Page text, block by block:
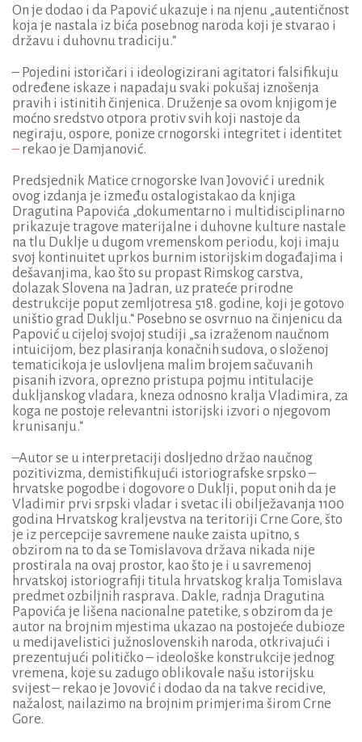
On je dodao i da Papović ukazuje i na njenu „autentičnost
koja je nastala iz bića posebnog naroda koji je stvarao i
državu i duhovnu tradiciju.“
– Pojedini istoričari i ideologizirani agitatori falsifikuju
određene iskaze i napadaju svaki pokušaj iznošenja
pravih i istinitih činjenica. Druženje sa ovom knjigom je
moćno sredstvo otpora protiv svih koji nastoje da
negiraju, ospore, ponize crnogorski integritet i identitet
– rekao je Damjanović.
Predsjednik Matice crnogorske Ivan Jovović i urednik
ovog izdanja je između ostalogistakao da knjiga
Dragutina Papovića „dokumentarno i multidisciplinarno
prikazuje tragove materijalne i duhovne kulture nastale
na tlu Duklje u dugom vremenskom periodu, koji imaju
svoj kontinuitet uprkos burnim istorijskim događajima i
dešavanjima, kao što su propast Rimskog carstva,
dolazak Slovena na Jadran, uz prateće prirodne
destrukcije poput zemljotresa 518. godine, koji je gotovo
uništio grad Duklju.“ Posebno se osvrnuo na činjenicu da
Papović u cijeloj svojoj studiji „sa izraženom naučnom
intuicijom, bez plasiranja konačnih sudova, o složenoj
tematicikoja je uslovljena malim brojem sačuvanih
pisanih izvora, oprezno pristupa pojmu intitulacije
dukljanskog vladara, kneza odnosno kralja Vladimira, za
koga ne postoje relevantni istorijski izvori o njegovom
krunisanju.“
–Autor se u interpretaciji dosljedno držao naučnog
pozitivizma, demistifikujući istoriografske srpsko –
hrvatske pogodbe i dogovore o Duklji, poput onih da je
Vladimir prvi srpski vladar i svetac ili obilježavanja 1100
godina Hrvatskog kraljevstva na teritoriji Crne Gore, što
je iz percepcije savremene nauke zaista upitno, s
obzirom na to da se Tomislavova država nikada nije
prostirala na ovaj prostor, kao što je i u savremenoj
hrvatskoj istoriografiji titula hrvatskog kralja Tomislava
predmet ozbiljnih rasprava. Dakle, radnja Dragutina
Papovića je lišena nacionalne patetike, s obzirom da je
autor na brojnim mjestima ukazao na postojeće dubioze
u medijavelistici južnoslovenskih naroda, otkrivajući i
prezentujući političko – ideološke konstrukcije jednog
vremena, koje su zadugo oblikovale našu istorijsku
svijest – rekao je Jovović i dodao da na takve recidive,
nažalost, nailazimo na brojnim primjerima širom Crne
Gore.